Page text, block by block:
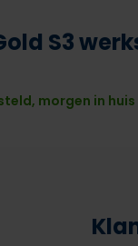
S3
morgen in